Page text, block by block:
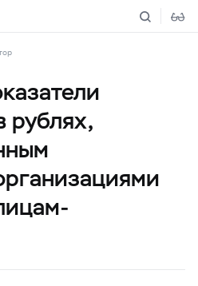
рублях,